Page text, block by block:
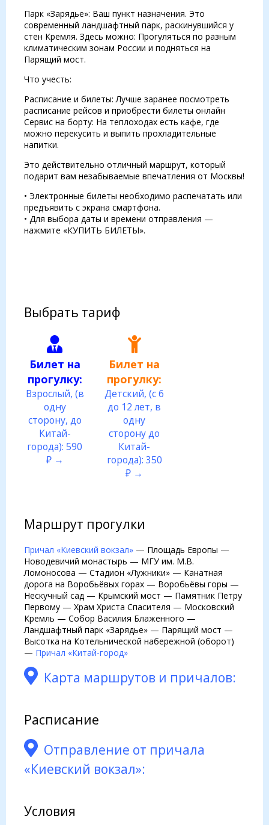
Парк «Зарядье»: Ваш пункт назначения. Это
современный ландшафтный парк, раскинувшийся у
стен Кремля. Здесь можно: Прогуляться по разным
климатическим зонам России и подняться на
Парящий мост.
Что учесть:
Расписание и билеты: Лучше заранее посмотреть
расписание рейсов и приобрести билеты онлайн
Сервис на борту: На теплоходах есть кафе, где
можно перекусить и выпить прохладительные
напитки.
Это действительно отличный маршрут, который
подарит вам незабываемые впечатления от Москвы!
• Электронные билеты необходимо распечатать или
предъявить с экрана смартфона.
• Для выбора даты и времени отправления —
нажмите «КУПИТЬ БИЛЕТЫ».
Выбрать тариф
Билет на
прогулку:
Взрослый, (в
одну
сторону, до
Китай-
города): 590
₽ →
Билет на
прогулку:
Детский, (с 6
до 12 лет, в
одну
сторону до
Китай-
города): 350
₽ →
Маршрут прогулки
Причал «Киевский вокзал» — Площадь Европы —
Новодевичий монастырь — МГУ им. М.В.
Ломоносова — Стадион «Лужники» — Канатная
дорога на Воробьёвых горах — Воробьёвы горы —
Нескучный сад — Крымский мост — Памятник Петру
Первому — Храм Христа Спасителя — Московский
Кремль — Собор Василия Блаженного —
Ландшафтный парк «Зарядье» — Парящий мост —
Высотка на Котельнической набережной (оборот)
— Причал «Китай-город»
Карта маршрутов и причалов:
Расписание
Отправление от причала
«Киевский вокзал»:
Условия